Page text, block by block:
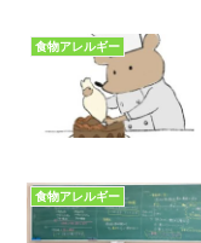
食物アレルギー
食物アレルギー